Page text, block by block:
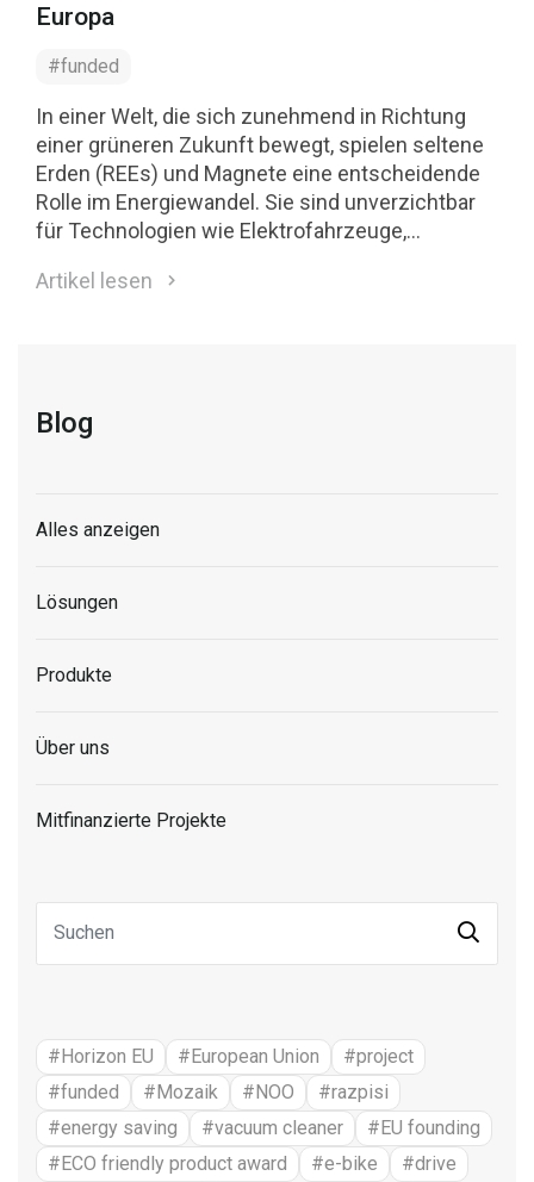
Europa
#funded
In einer Welt, die sich zunehmend in Richtung
einer grüneren Zukunft bewegt, spielen seltene
Erden (REEs) und Magnete eine entscheidende
Rolle im Energiewandel. Sie sind unverzichtbar
für Technologien wie Elektrofahrzeuge,
Wasserstofflösungen. Die Tatsache, dass die EU
Wachstumspotenzial.
Artikel lesen
Blog
Alles anzeigen
Lösungen
Produkte
Über uns
Mitfinanzierte Projekte
#Horizon EU #European Union
#project
#funded
#Mozaik #NOO
#razpisi
#energy saving
#vacuum cleaner
#EU founding
#ECO friendly product award
#e-bike
#drive